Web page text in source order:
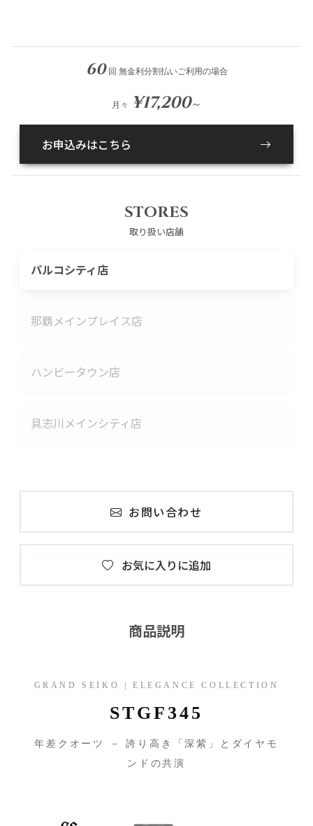
60 回 無金利分割払いご利用の場合
月々 ¥17,200～
お申込みはこちら
STORES
取り扱い店舗
パルコシティ店
那覇メインプレイス店
ハンビータウン店
具志川メインシティ店
お問い合わせ
お気に入りに追加
商品説明
GRAND SEIKO | ELEGANCE COLLECTION
STGF345
年差クオーツ － 誇り高き「深紫」とダイヤモ
ンドの共演